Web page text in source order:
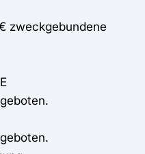
zweckgebundene